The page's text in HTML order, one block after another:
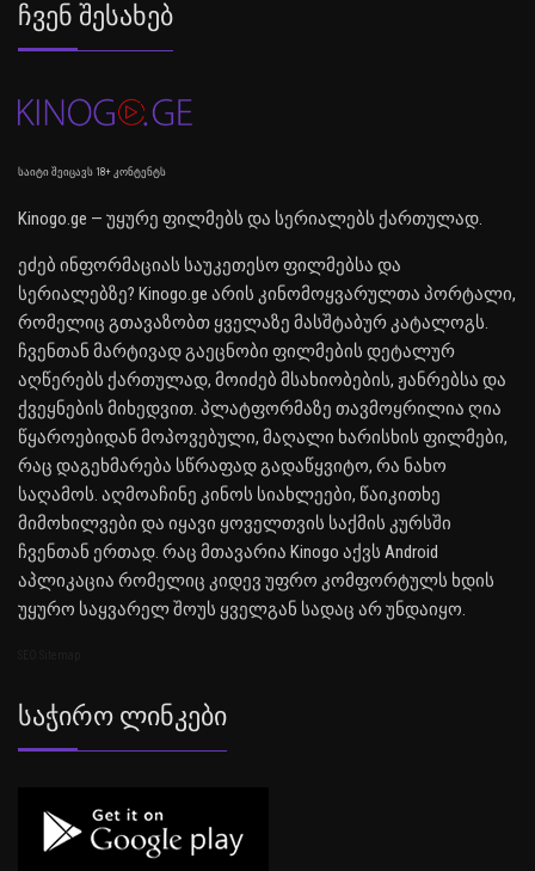
Ჩვენ Შესახებ
საიტი შეიცავს 18+ კონტენტს
Kinogo.ge — უყურე ფილმებს და სერიალებს ქართულად.
ეძებ ინფორმაციას საუკეთესო ფილმებსა და
სერიალებზე? Kinogo.ge არის კინომოყვარულთა პორტალი,
რომელიც გთავაზობთ ყველაზე მასშტაბურ კატალოგს.
ჩვენთან მარტივად გაეცნობი ფილმების დეტალურ
აღწერებს ქართულად, მოიძებ მსახიობების, ჟანრებსა და
ქვეყნების მიხედვით. პლატფორმაზე თავმოყრილია ღია
წყაროებიდან მოპოვებული, მაღალი ხარისხის ფილმები,
რაც დაგეხმარება სწრაფად გადაწყვიტო, რა ნახო
საღამოს. აღმოაჩინე კინოს სიახლეები, წაიკითხე
მიმოხილვები და იყავი ყოველთვის საქმის კურსში
ჩვენთან ერთად. რაც მთავარია Kinogo აქვს Android
აპლიკაცია რომელიც კიდევ უფრო კომფორტულს ხდის
უყურო საყვარელ შოუს ყველგან სადაც არ უნდაიყო.
Საჭირო Ლინკები